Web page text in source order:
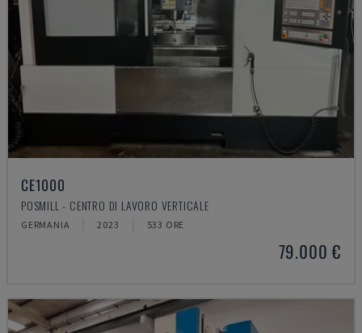
CE1000
POSMILL - CENTRO DI LAVORO VERTICALE
GERMANIA 2023 533 ORE
79.000 €